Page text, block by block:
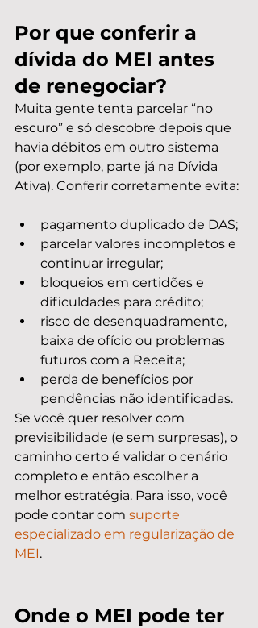
Por que conferir a
dívida do MEI antes
de renegociar?
Muita gente tenta parcelar “no
escuro” e só descobre depois que
havia débitos em outro sistema
(por exemplo, parte já na Dívida
Ativa). Conferir corretamente evita:
pagamento duplicado de DAS;
parcelar valores incompletos e
continuar irregular;
bloqueios em certidões e
dificuldades para crédito;
risco de desenquadramento,
baixa de ofício ou problemas
futuros com a Receita;
perda de benefícios por
pendências não identificadas.
Se você quer resolver com
previsibilidade (e sem surpresas), o
caminho certo é validar o cenário
completo e então escolher a
melhor estratégia. Para isso, você
pode contar com suporte
especializado em regularização de
MEI.
Onde o MEI pode ter